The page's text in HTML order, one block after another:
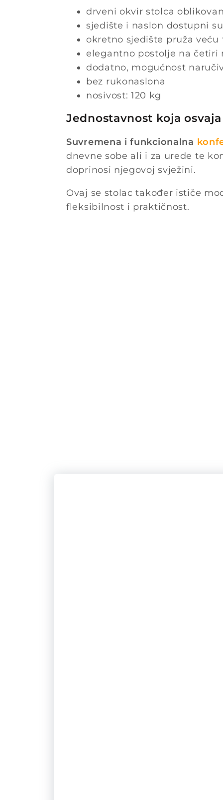
drveni okvir stolca
sjedište i naslon dostupni
okretno sjedište pruža
elegantno postolje na
dodatno, mogućnost
bez rukonaslona
nosivost: 120 kg
Jednostavnost koja osvaja
Suvremena i funkcionalna
dnevne sobe ali i za urede te
doprinosi njegovoj svježini.
Ovaj se stolac također ističe
fleksibilnost i praktičnost.